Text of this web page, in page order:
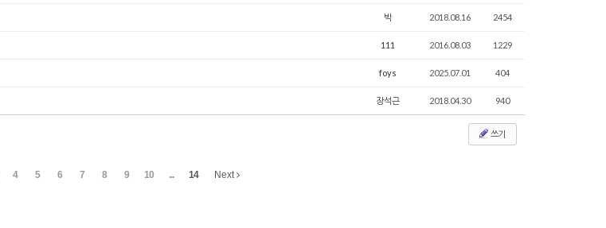
박 2018.08.16 2454
111 2016.08.03 1229
foys 2025.07.01 404
장석근 2018.04.30 940
쓰기
4 5 6 7 8 9 10 ... 14 Next